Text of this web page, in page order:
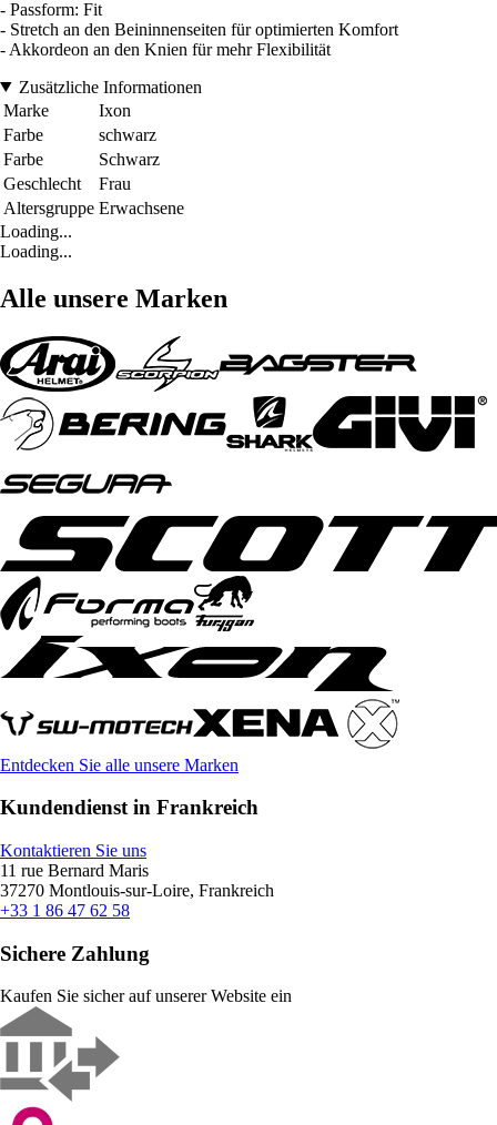
- Passform: Fit
- Stretch an den Beininnenseiten für optimierten Komfort
- Akkordeon an den Knien für mehr Flexibilität
Zusätzliche Informationen
Marke
Ixon
Farbe
schwarz
Farbe
Schwarz
Geschlecht
Frau
Altersgruppe Erwachsene
Loading...
Loading...
Alle unsere Marken
Entdecken Sie alle unsere Marken
Kundendienst in Frankreich
Kontaktieren Sie uns
11 rue Bernard Maris
37270 Montlouis-sur-Loire, Frankreich
+33 1 86 47 62 58
Sichere Zahlung
Kaufen Sie sicher auf unserer Website ein